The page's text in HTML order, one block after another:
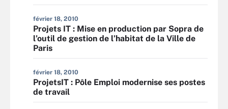
février 18, 2010
Projets IT : Mise en production par Sopra de
l’outil de gestion de l’habitat de la Ville de
Paris
février 18, 2010
ProjetsIT : Pôle Emploi modernise ses postes
de travail